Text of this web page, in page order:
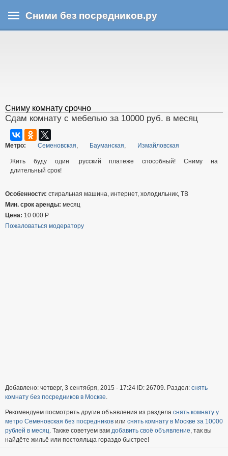
к
основному
Сними без посредников.ру
Сниму комнату срочно
Сдам комнату с мебелью за 10000 руб. в месяц
Метро: Семеновская, Бауманская, Измайловская
Жить буду один .русский платеже способный! Сниму на
длительный срок!
Особенности: стиральная машина, интернет, холодильник, ТВ
Мин. срок аренды: месяц
Цена: 10 000 Р
Пожаловаться модератору
Добавлено: четверг, 3 сентября, 2015 - 17:24 ID: 26709. Раздел: снять
комнату без посредников в Москве.
Рекомендуем посмотреть другие объявления из раздела снять комнату у
метро Семеновская без посредников или снять комнату в Москве за 10000
рублей в месяц. Также советуем вам добавить своё объявление, так вы
найдёте жильё или постояльца гораздо быстрее!